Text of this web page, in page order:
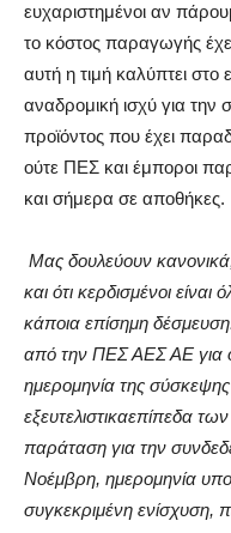
ευχαριστημένοι αν
το κόστος παραγωγής
αυτή η τιμή καλύπτει στο
αναδρομική ισχύ για την
προϊόντος που έχει
ούτε ΠΕΣ και έμποροι
και σήμερα σε αποθήκες.
Μας δουλεύουν κανονικά,
και ότι κερδισμένοι
κάποια επίσημη
από την ΠΕΣ ΑΕΣ ΑΕ για
ημερομηνία της
εξευτελιστικαεπίπεδα των
παράταση για την
Νοέμβρη, ημερομηνία
συγκεκριμένη ενίσχυση,